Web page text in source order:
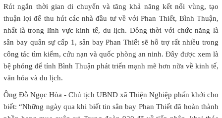
Rút ngắn thời gian di chuyển và tăng khả năng kết nối vùng, tạo
thuận lợi để thu hút các nhà đầu tư về với Phan Thiết, Bình Thuận,
nhất là trong lĩnh vực kinh tế, du lịch. Đồng thời với chức năng là
sân bay quân sự cấp 1, sân bay Phan Thiết sẽ hỗ trợ rất nhiều trong
công tác tìm kiếm, cứu nạn và quốc phòng an ninh. Đây được xem là
bệ phóng để tỉnh Bình Thuận phát triển mạnh mẽ hơn nữa về kinh tế,
văn hóa và du lịch.
Ông Đỗ Ngọc Hòa - Chủ tịch UBND xã Thiện Nghiệp phấn khởi cho
biết: “Những ngày qua khi biết tin sân bay Phan Thiết đã hoàn thành